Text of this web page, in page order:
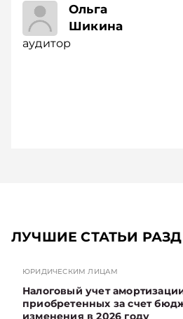
аудитор
Ольга
Шикина
аудитор
ЛУЧШИЕ СТАТЬИ
ЮРИДИЧЕСКИМ ЛИЦАМ
Налоговый учет
приобретенных за счет
изменения в 2026 году